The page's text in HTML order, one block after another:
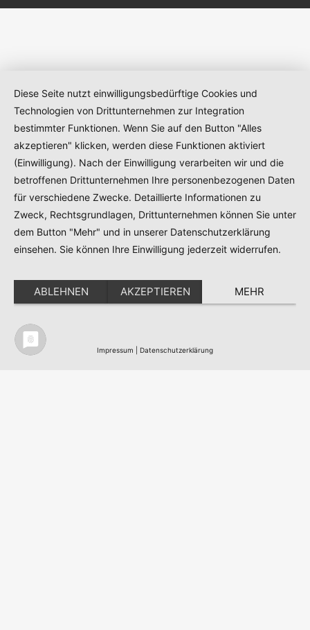
Diese Seite nutzt einwilligungsbedürftige Cookies und
Technologien von Drittunternehmen zur Integration
bestimmter Funktionen. Wenn Sie auf den Button "Alles
akzeptieren" klicken, werden diese Funktionen aktiviert
(Einwilligung). Nach der Einwilligung verarbeiten wir und die
betroffenen Drittunternehmen Ihre personenbezogenen Daten
für verschiedene Zwecke. Detaillierte Informationen zu
Zweck, Rechtsgrundlagen, Drittunternehmen können Sie unter
dem Button "Mehr" und in unserer Datenschutzerklärung
einsehen. Sie können Ihre Einwilligung jederzeit widerrufen.
ABLEHNEN AKZEPTIEREN MEHR
Impressum Datenschutzerklärung